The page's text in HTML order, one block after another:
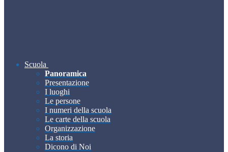
Scuola
Panoramica
Presentazione
I luoghi
Le persone
I numeri della scuola
Le carte della scuola
Organizzazione
La storia
Dicono di Noi